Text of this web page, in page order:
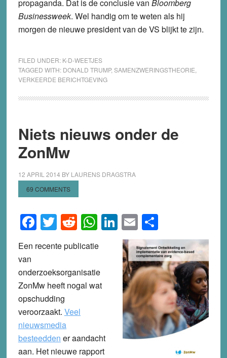
propaganda. Dat is de conclusie van Bloomberg
Businessweek. Wel handig om te weten als hij
morgen de nieuwe president van de VS blijkt te zijn.
FILED UNDER: K-D-WEETJES
TAGGED WITH: DONALD TRUMP, SAMENZWERINGSTHEORIE
VERKEERDE BERICHTGEVING
Niets nieuws onder de
ZonMw
12 APRIL 2014 BY LAURENS DRAGSTRA
69 COMMENTS
Facebook
Twitter
Reddit
WhatsApp
LinkedIn
EmailShare
Een recente publicatie
van
onderzoeksorganisatie
ZonMw heeft nogal wat
opschudding
veroorzaakt. Veel
nieuwsmedia
besteedden er aandacht
aan. Het nieuwe rapport